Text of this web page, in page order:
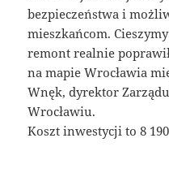
bezpieczeństwa i
mieszkańcom.
remont realnie
na mapie Wrocławia
Wnęk, dyrektor
Wrocławiu.
Koszt inwestycji to 8 190